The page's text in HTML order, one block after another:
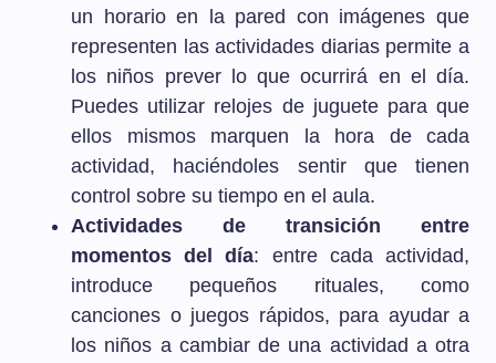
un horario en la pared con imágenes que
representen las actividades diarias permite a
los niños prever lo que ocurrirá en el día.
Puedes utilizar relojes de juguete para que
ellos mismos marquen la hora de cada
actividad, haciéndoles sentir que tienen
control sobre su tiempo en el aula.
Actividades de transición entre
momentos del día: entre cada actividad,
introduce pequeños rituales, como
canciones o juegos rápidos, para ayudar a
los niños a cambiar de una actividad a otra